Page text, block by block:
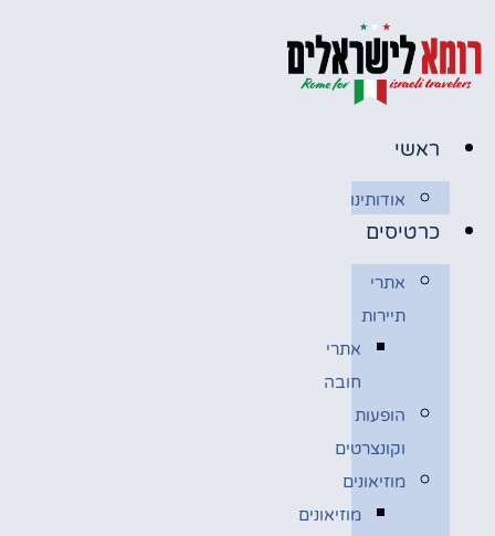
לתוכן
ראשי
אודותינו
כרטיסים
אתרי
תיירות
אתרי
חובה
הופעות
וקונצרטים
מוזיאונים
מוזיאונים